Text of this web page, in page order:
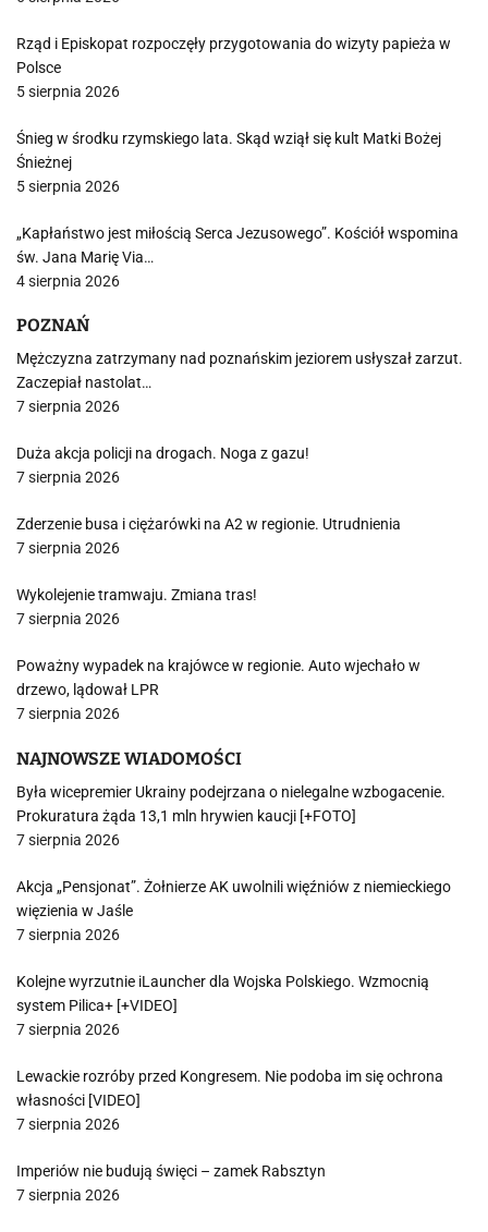
Rząd i Episkopat rozpoczęły przygotowania do wizyty papieża w
Polsce
5 sierpnia 2026
Śnieg w środku rzymskiego lata. Skąd wziął się kult Matki Bożej
Śnieżnej
5 sierpnia 2026
„Kapłaństwo jest miłością Serca Jezusowego”. Kościół wspomina
św. Jana Marię Via…
4 sierpnia 2026
POZNAŃ
Mężczyzna zatrzymany nad poznańskim jeziorem usłyszał zarzut.
Zaczepiał nastolat…
7 sierpnia 2026
Duża akcja policji na drogach. Noga z gazu!
7 sierpnia 2026
Zderzenie busa i ciężarówki na A2 w regionie. Utrudnienia
7 sierpnia 2026
Wykolejenie tramwaju. Zmiana tras!
7 sierpnia 2026
Poważny wypadek na krajówce w regionie. Auto wjechało w
drzewo, lądował LPR
7 sierpnia 2026
NAJNOWSZE WIADOMOŚCI
Była wicepremier Ukrainy podejrzana o nielegalne wzbogacenie.
Prokuratura żąda 13,1 mln hrywien kaucji [+FOTO]
7 sierpnia 2026
Akcja „Pensjonat”. Żołnierze AK uwolnili więźniów z niemieckiego
więzienia w Jaśle
7 sierpnia 2026
Kolejne wyrzutnie iLauncher dla Wojska Polskiego. Wzmocnią
system Pilica+ [+VIDEO]
7 sierpnia 2026
Lewackie rozróby przed Kongresem. Nie podoba im się ochrona
własności [VIDEO]
7 sierpnia 2026
Imperiów nie budują święci – zamek Rabsztyn
7 sierpnia 2026